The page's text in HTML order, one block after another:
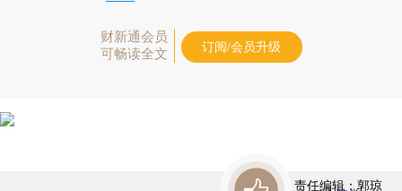
财新通会员
可畅读全文
订阅/会员升级
责任编辑：郭琼